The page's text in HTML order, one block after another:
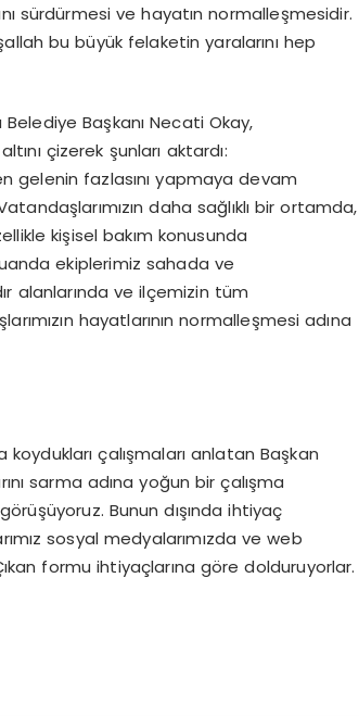
sürdürmesi ve hayatın normalleşmesidir.
bu büyük felaketin yaralarını hep
Belediye Başkanı Necati Okay,
çizerek şunları aktardı:
gelenin fazlasını yapmaya devam
daha sağlıklı bir ortamda,
kişisel bakım konusunda
ekiplerimiz sahada ve
alanlarında ve ilçemizin tüm
hayatlarının normalleşmesi adına
koydukları çalışmaları anlatan Başkan
sarma adına yoğun bir çalışma
Bunun dışında ihtiyaç
sosyal medyalarımızda ve web
formu ihtiyaçlarına göre dolduruyorlar.